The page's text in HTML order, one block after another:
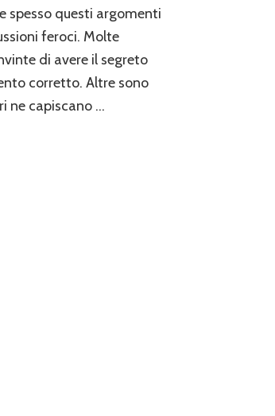
spesso questi argomenti
feroci. Molte
di avere il segreto
corretto. Altre sono
ne capiscano …